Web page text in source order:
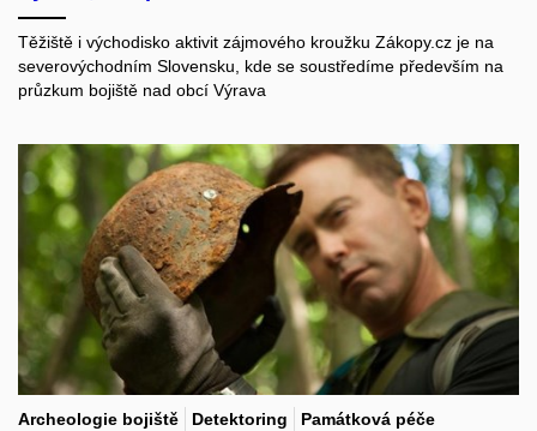
Těžiště i východisko aktivit zájmového kroužku Zákopy.cz je na
severovýchodním Slovensku, kde se soustředíme především na
průzkum bojiště nad obcí Výrava
Archeologie bojiště Detektoring Památková péče